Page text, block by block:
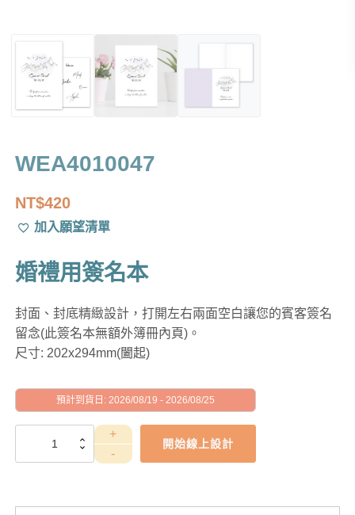
WEA4010047
NT$420
加入願望清單
婚禮用簽名本
封面、封底精緻設計，打開左右兩面空白讓您的賓客簽名
留念(此簽名本無額外簿冊內頁)。
尺寸: 202x294mm(闔起)
預計到貨日: 2026/08/19 - 2026/08/25
WEA4010047
開始線上設計